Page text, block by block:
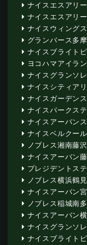
ナイスエスアリ
ナイスエスアリ
ナイスウィング
グランバース多
ナイスブライト
ヨコハマアイラ
ナイスグランソ
ナイスシティア
ナイスガーデン
ナイスパークス
ナイスアーバン
ナイスベルクー
ノブレス湘南藤
ナイスアーバン
プレジデントス
ノブレス横浜鶴
ナイスアーバン
ノブレス稲城南
ナイスアーバン
ナイスグランソ
ナイスブライト